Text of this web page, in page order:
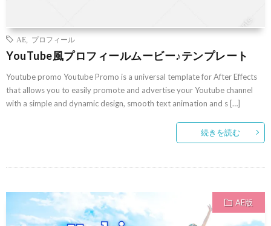
AE プロフィール
YouTube風プロフィールムービー♪テンプレート
Youtube promo Youtube Promo is a universal template for After Effects
that allows you to easily promote and advertise your Youtube channel
with a simple and dynamic design, smooth text animation and s […]
続きを読む
AE版